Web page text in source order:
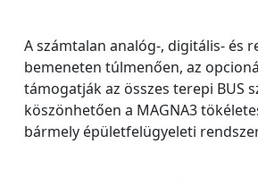
A számtalan analóg-, digitális- és
bemeneten túlmenően, az
támogatják az összes terepi BUS
köszönhetően a MAGNA3
bármely épületfelügyeleti